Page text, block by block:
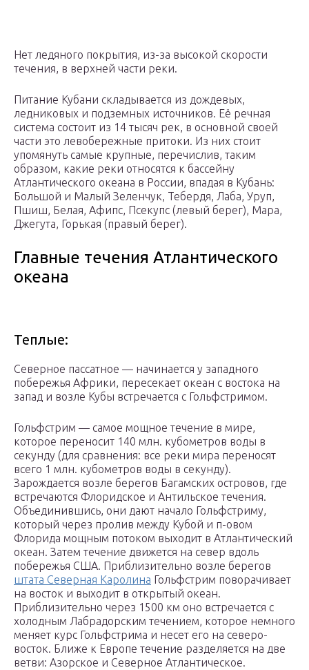
Нет ледяного покрытия, из-за высокой скорости
течения, в верхней части реки.
Питание Кубани складывается из дождевых,
ледниковых и подземных источников. Её речная
система состоит из 14 тысяч рек, в основной своей
части это левобережные притоки. Из них стоит
упомянуть самые крупные, перечислив, таким
образом, какие реки относятся к бассейну
Атлантического океана в России, впадая в Кубань:
Большой и Малый Зеленчук, Тебердя, Лаба, Уруп,
Пшиш, Белая, Афипс, Псекупс (левый берег), Мара,
Джегута, Горькая (правый берег).
Главные течения Атлантического
океана
Теплые:
Северное пассатное — начинается у западного
побережья Африки, пересекает океан с востока на
запад и возле Кубы встречается с Гольфстримом.
Гольфстрим — самое мощное течение в мире,
которое переносит 140 млн. кубометров воды в
секунду (для сравнения: все реки мира переносят
всего 1 млн. кубометров воды в секунду).
Зарождается возле берегов Багамских островов, где
встречаются Флоридское и Антильское течения.
Объединившись, они дают начало Гольфстриму,
который через пролив между Кубой и п-овом
Флорида мощным потоком выходит в Атлантический
океан. Затем течение движется на север вдоль
побережья США. Приблизительно возле берегов
штата Северная Каролина Гольфстрим поворачивает
на восток и выходит в открытый океан.
Приблизительно через 1500 км оно встречается с
холодным Лабрадорским течением, которое немного
меняет курс Гольфстрима и несет его на северо-
восток. Ближе к Европе течение разделяется на две
ветви: Азорское и Северное Атлантическое.